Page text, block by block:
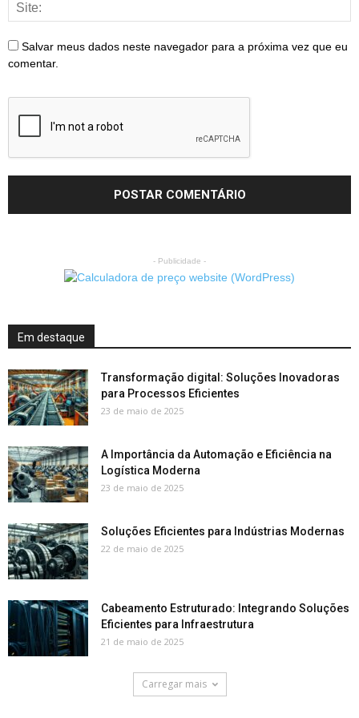
Salvar meus dados neste navegador para a próxima vez que eu
comentar.
- Publicidade -
Em destaque
Transformação digital: Soluções Inovadoras
para Processos Eficientes
23 de maio de 2025
A Importância da Automação e Eficiência na
Logística Moderna
23 de maio de 2025
Soluções Eficientes para Indústrias Modernas
22 de maio de 2025
Cabeamento Estruturado: Integrando Soluções
Eficientes para Infraestrutura
21 de maio de 2025
Carregar mais